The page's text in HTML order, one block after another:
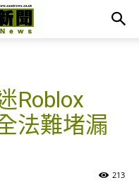
Roblox
法難堵漏
213